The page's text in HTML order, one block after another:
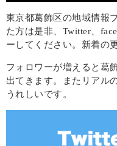
東京都葛飾区の地域情報
た方は是非、Twitter、
ーしてください。新着の
フォロワーが増えると葛
出てきます。またリアル
うれしいです。